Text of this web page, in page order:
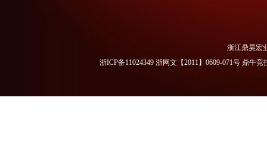
浙江鼎昊宏
浙ICP备11024349 浙网文【2011】0609-071号 鼎牛竞